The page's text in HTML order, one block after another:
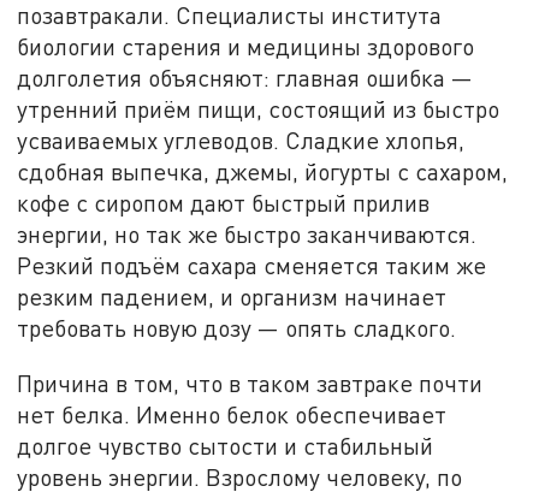
позавтракали. Специалисты института
биологии старения и медицины здорового
долголетия объясняют: главная ошибка —
утренний приём пищи, состоящий из быстро
усваиваемых углеводов. Сладкие хлопья,
сдобная выпечка, джемы, йогурты с сахаром,
кофе с сиропом дают быстрый прилив
энергии, но так же быстро заканчиваются.
Резкий подъём сахара сменяется таким же
резким падением, и организм начинает
требовать новую дозу — опять сладкого.
Причина в том, что в таком завтраке почти
нет белка. Именно белок обеспечивает
долгое чувство сытости и стабильный
уровень энергии. Взрослому человеку, по